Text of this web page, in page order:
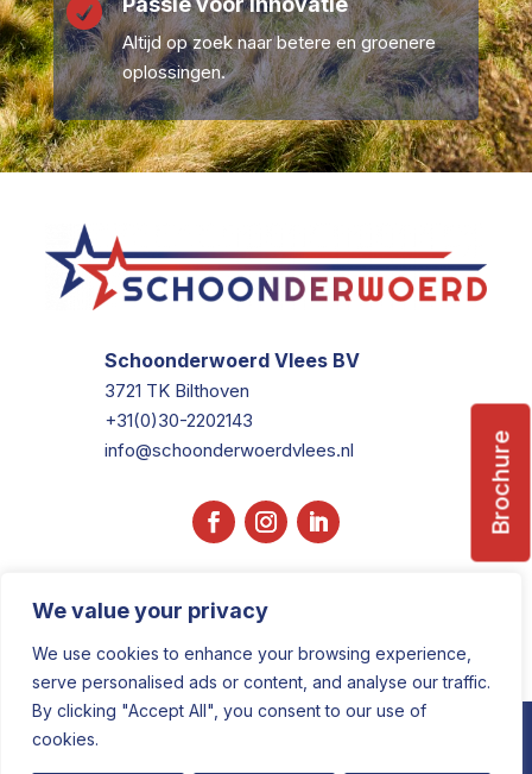
We value your privacy
We use cookies to enhance your browsing experience,
serve personalised ads or content, and analyse our traffic.
By clicking "Accept All", you consent to our use of
cookies.

Altijd op zoek naar betere en groenere
oplossingen.
Schoonderwoerd Vlees BV
3721 TK Bilthoven
+31(0)30-2202143
info@schoonderwoerdvlees.nl
Brochure